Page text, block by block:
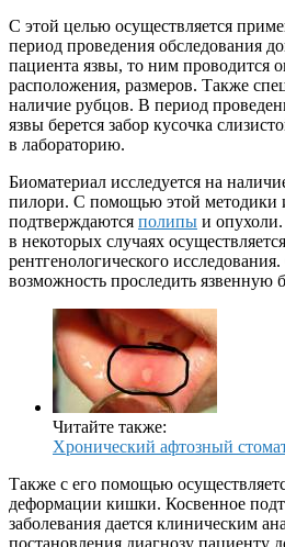
С этой целью осуществляется
период проведения обследования
пациента язвы, то ним проводится
расположения, размеров. Также
наличие рубцов. В период
язвы берется забор кусочка
в лабораторию.
Биоматериал исследуется на
пилори. С помощью этой методики
подтверждаются полипы и
в некоторых случаях
рентгенологического
возможность проследить язвенную
Читайте также:
Хронический афтозный
Также с его помощью
деформации кишки. Косвенное
заболевания дается клиническим